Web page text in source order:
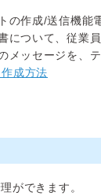
の作成/送信機能
について、従業
メッセージを、
成方法
ができます。